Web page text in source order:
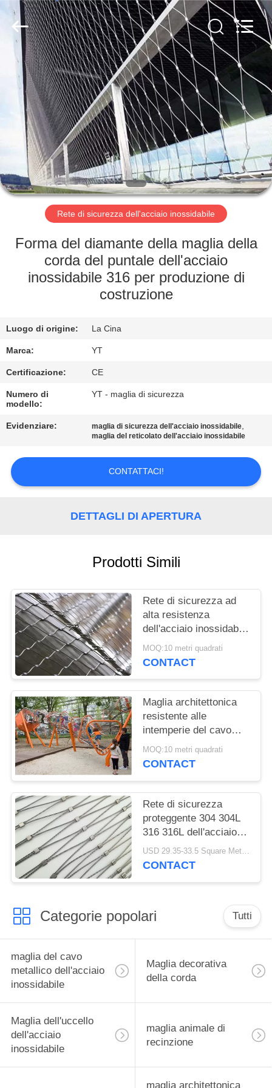
CASA
PRODOTTI
CIRCA
NOI
GIRO
DELLA
FABBRICA
CONTROLLO
CONTATTICI
NOTIZIE
RICHIEDA
CITAZIONE
PRIVACY
POLICY
Anping
Yuntong
Metal
Mesh
Rights
Reserved.
Rete di sicurezza dell'acciaio inossidabile
Forma del diamante della maglia della
corda del puntale dell'acciaio
inossidabile 316 per produzione di
costruzione
Luogo di origine: La Cina
Marca: YT
Certificazione: CE
Numero di
modello:
YT - maglia di sicurezza
Evidenziare: maglia di sicurezza dell'acciaio inossidabile,
maglia del reticolato dell'acciaio inossidabile
CONTATTACI!
DETTAGLI DI APERTURA
Prodotti Simili
Rete di sicurezza ad
alta resistenza
dell'acciaio inossidabile
per sicurezza/barriera
di sicurezza dei
MOQ:10 metri quadrati
CONTACT
Maglia architettonica
resistente alle
intemperie del cavo
AISI316 per la torre del
campo da giuoco dei
MOQ:10 metri quadrati
CONTACT
Rete di sicurezza
proteggente 304 304L
316 316L dell'acciaio
inossidabile ad alta
resistenza
USD 29.35-33.5 Square Meters MOQ:10 metri quadrati
CONTACT
Categorie popolari Tutti
maglia del cavo
metallico dell'acciaio
inossidabile
Maglia decorativa
della corda
Maglia dell'uccello
dell'acciaio
inossidabile
maglia animale di
recinzione
maglia architettonica